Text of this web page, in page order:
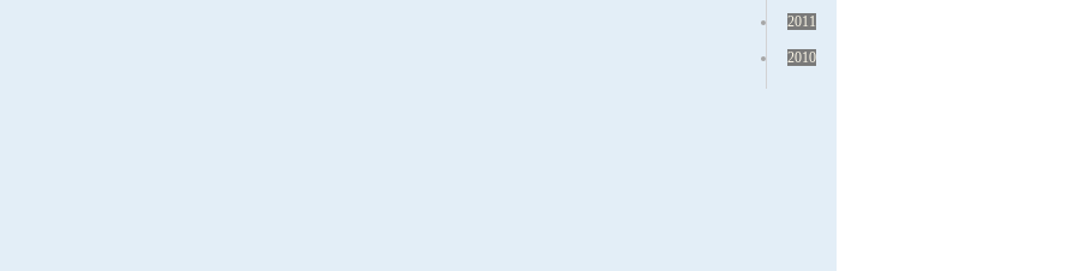
2011
2010